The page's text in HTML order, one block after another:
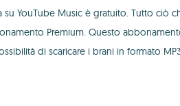
su YouTube Music è gratuito. Tutto ciò
Premium. Questo
di scaricare i brani in formato